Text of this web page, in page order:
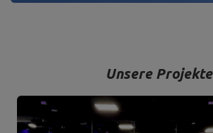
Unsere Projekte